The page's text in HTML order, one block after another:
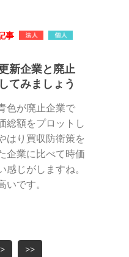
事
新企業と廃止
てみましょう
色が廃止企業で
総額をプロットし
はり買収防衛策を
企業に比べて時価
じがしますね。
です。
> >>